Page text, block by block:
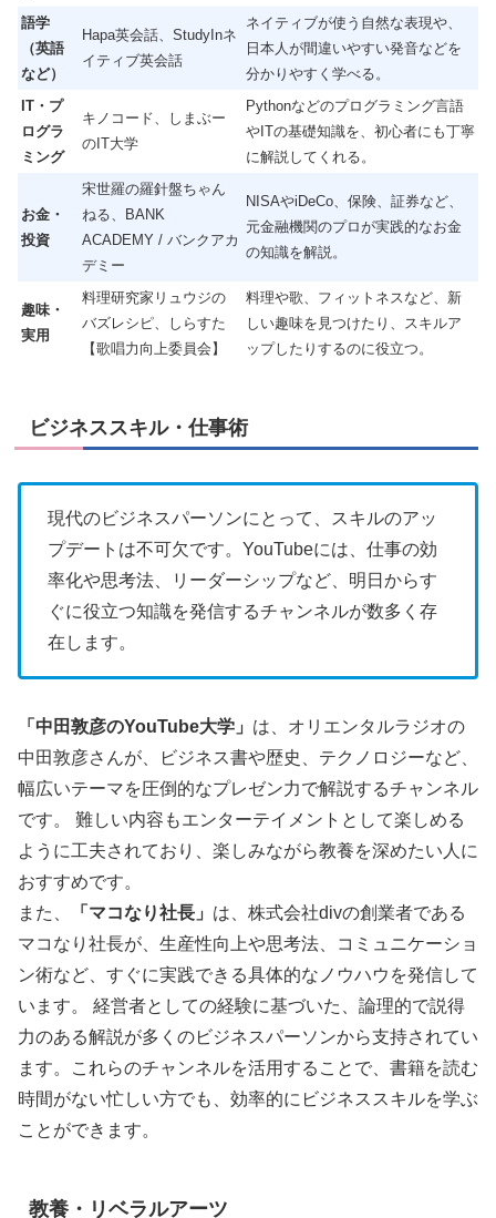
語学
（英語
など）
Hapa英会話、StudyInネ
イティブ英会話
ネイティブが使う自然な表現や、
日本人が間違いやすい発音などを
分かりやすく学べる。
IT・プ
ログラ
ミング
キノコード、しまぶー
のIT大学
Pythonなどのプログラミング言語
やITの基礎知識を、初心者にも丁寧
に解説してくれる。
お金・
投資
宋世羅の羅針盤ちゃん
ねる、BANK
ACADEMY / バンクアカ
デミー
NISAやiDeCo、保険、証券など、
元金融機関のプロが実践的なお金
の知識を解説。
趣味・
実用
料理研究家リュウジの
バズレシピ、しらすた
【歌唱力向上委員会】
料理や歌、フィットネスなど、新
しい趣味を見つけたり、スキルア
ップしたりするのに役立つ。
ビジネススキル・仕事術
現代のビジネスパーソンにとって、スキルのアッ
プデートは不可欠です。YouTubeには、仕事の効
率化や思考法、リーダーシップなど、明日からす
ぐに役立つ知識を発信するチャンネルが数多く存
在します。
「中田敦彦のYouTube大学」 は、オリエンタルラジオの
中田敦彦さんが、ビジネス書や歴史、テクノロジーなど、
幅広いテーマを圧倒的なプレゼン力で解説するチャンネル
です。 難しい内容もエンターテイメントとして楽しめる
ように工夫されており、楽しみながら教養を深めたい人に
おすすめです。
また、
「マコなり社長」 は、株式会社divの創業者である
マコなり社長が、生産性向上や思考法、コミュニケーショ
ン術など、すぐに実践できる具体的なノウハウを発信して
います。 経営者としての経験に基づいた、論理的で説得
力のある解説が多くのビジネスパーソンから支持されてい
ます。これらのチャンネルを活用することで、書籍を読む
時間がない忙しい方でも、効率的にビジネススキルを学ぶ
ことができます。
教養・リベラルアーツ